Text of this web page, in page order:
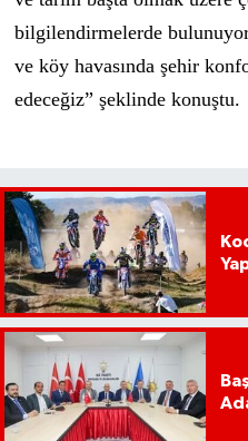
bilgilendirmelerde
ve köy havasında şehir
edeceğiz” şeklinde konuştu.